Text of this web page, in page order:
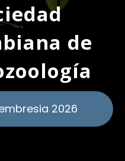
de
2026